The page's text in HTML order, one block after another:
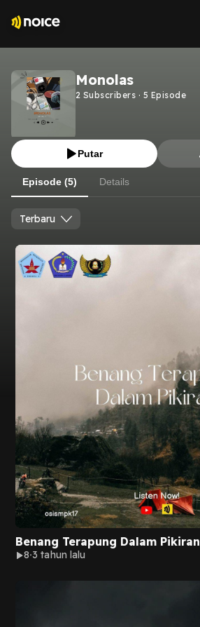
Monolas
2 Subscribers · 5 Episode
Putar
Episode (5) Details
Terbaru
Benang Terapung Dalam Pikiran
8 3 tahun lalu